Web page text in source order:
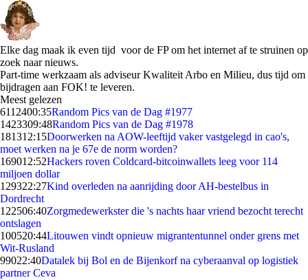
Elke dag maak ik even tijd voor de FP om het internet af te struinen op
zoek naar nieuws.
Part-time werkzaam als adviseur Kwaliteit Arbo en Milieu, dus tijd om
bijdragen aan FOK! te leveren.
Meest gelezen
6112400:35Random Pics van de Dag #1977
1423309:48Random Pics van de Dag #1978
181312:15Doorwerken na AOW-leeftijd vaker vastgelegd in cao's,
moet werken na je 67e de norm worden?
169012:52Hackers roven Coldcard-bitcoinwallets leeg voor 114
miljoen dollar
129322:27Kind overleden na aanrijding door AH-bestelbus in
Dordrecht
122506:40Zorgmedewerkster die 's nachts haar vriend bezocht terecht
ontslagen
100520:44Litouwen vindt opnieuw migrantentunnel onder grens met
Wit-Rusland
99022:40Datalek bij Bol en de Bijenkorf na cyberaanval op logistiek
partner Ceva